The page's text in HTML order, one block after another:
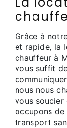
Grâce à
et rapide, la
chauffeur à
vous suffit
nous nous
vous soucier
occupons
transport